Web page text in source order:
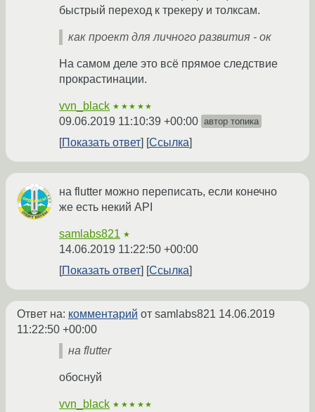
быстрый переход к трекеру и толксам.
как проект для личного развития - ок
На самом деле это всё прямое следствие
прокрастинации.
vvn_black ★★★★★
09.06.2019 11:10:39 +00:00 автор топика
Показать ответ Ссылка
на flutter можно переписать, если конечно
же есть некий API
samlabs821 ★
14.06.2019 11:22:50 +00:00
Показать ответ
Ссылка
Ответ на: комментарий от samlabs821 14.06.2019
11:22:50 +00:00
на flutter
обоснуй
vvn_black ★★★★★